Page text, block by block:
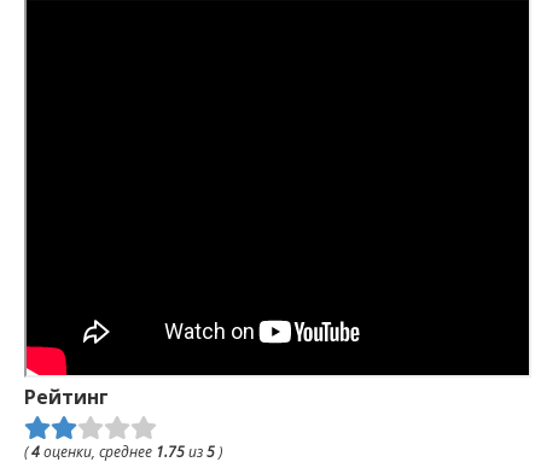
Рейтинг
(4оценки, среднее 1.75из5)